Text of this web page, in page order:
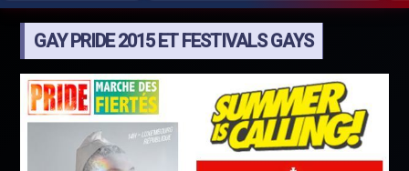
GAY PRIDE 2015 ET FESTIVALS GAYS